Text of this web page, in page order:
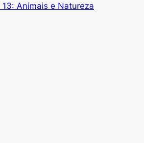
13: Animais e Natureza